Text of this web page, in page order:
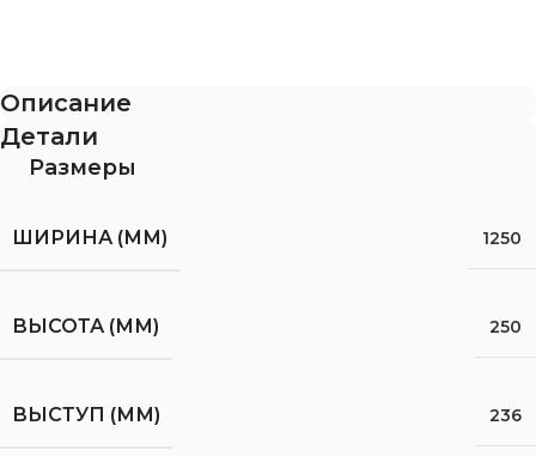
Описание
Детали
Размеры
ШИРИНА (ММ) 1250
ВЫСОТА (ММ) 250
ВЫСТУП (ММ) 236